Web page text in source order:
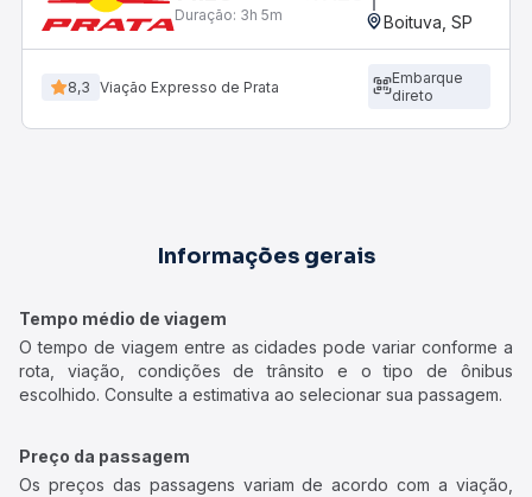
Duração: 3h 5m Boituva, SP
8,3 Viação Expresso de Prata
Embarque
direto
Informações gerais
Tempo médio de viagem
O tempo de viagem entre as cidades pode variar conforme a
rota, viação, condições de trânsito e o tipo de ônibus
escolhido. Consulte a estimativa ao selecionar sua passagem.
Preço da passagem
Os preços das passagens variam de acordo com a viação,